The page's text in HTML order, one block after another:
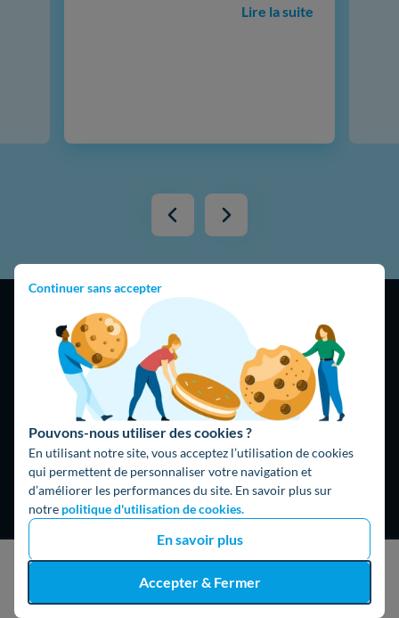
Continuer sans accepter
Pouvons-nous utiliser des cookies ?
En utilisant notre site, vous acceptez l’utilisation de cookies
qui permettent de personnaliser votre navigation et
d’améliorer les performances du site. En savoir plus sur
notre politique d'utilisation de cookies.
En savoir plus
Accepter & Fermer
J'obtiens un devis gratuit
Lire la suite
4,9/5
16325 avisGoogle